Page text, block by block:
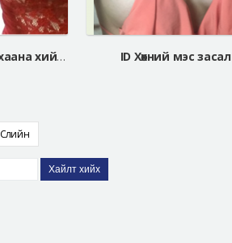
Хөхний мэс заслыг хаана хийх вэ? ID Хөхний мэс засал
Сүүлийн
Хайлт хийх